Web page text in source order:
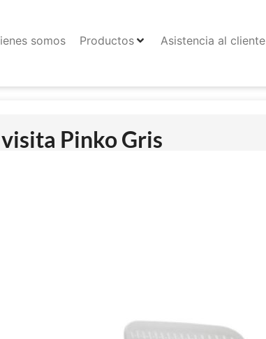
somos Productos Asistencia al cliente
Pinko Gris